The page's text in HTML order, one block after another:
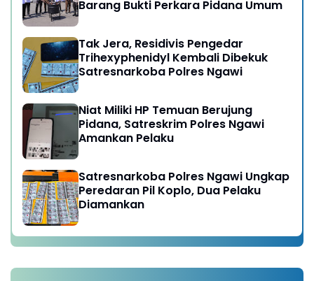
Barang Bukti Perkara Pidana Umum
Tak Jera, Residivis Pengedar
Trihexyphenidyl Kembali Dibekuk
Satresnarkoba Polres Ngawi
Niat Miliki HP Temuan Berujung
Pidana, Satreskrim Polres Ngawi
Amankan Pelaku
Satresnarkoba Polres Ngawi Ungkap
Peredaran Pil Koplo, Dua Pelaku
Diamankan